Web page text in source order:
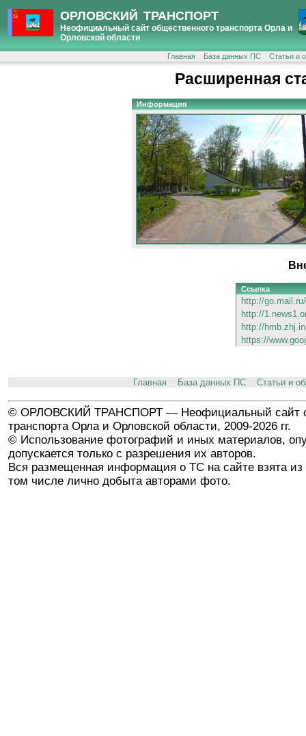
ОРЛОВСКИЙ ТРАНСПОРТ
Неофициальный сайт общественного транспорта Орла и
Орловской области
Главная База данных ПС Статьи и
Расширенная
Информация
Ссылка
http://
http://
http://
https://
Главная База данных ПС Статьи и
© ОРЛОВСКИЙ ТРАНСПОРТ — Неофициальный сайт
транспорта Орла и Орловской области, 2009-2026 гг.
© Использование фотографий и иных материалов,
допускается только с разрешения их авторов.
Вся размещенная информация о ТС на сайте взята из
том числе лично добыта авторами фото.